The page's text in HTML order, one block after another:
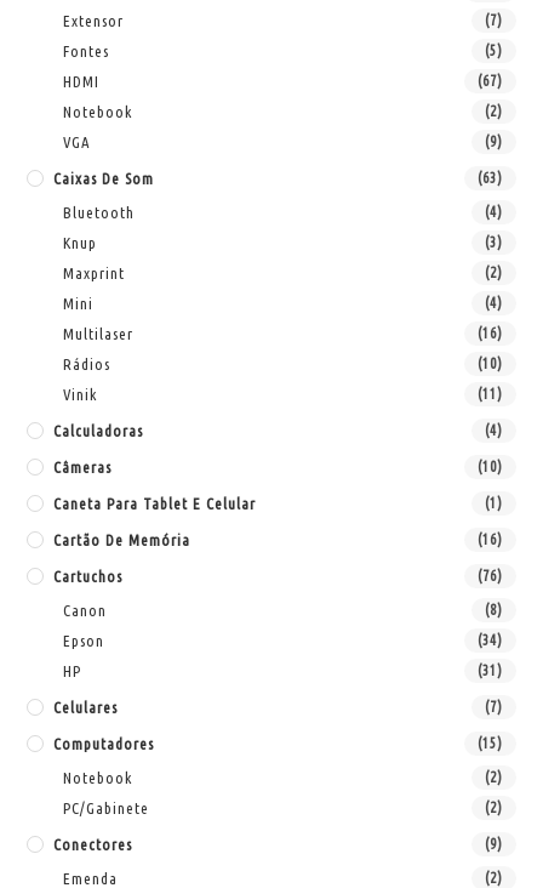
Extensor (7)
Fontes (5)
HDMI (67)
Notebook (2)
VGA (9)
Caixas De Som (63)
Bluetooth (4)
Knup (3)
Maxprint (2)
Mini (4)
Multilaser (16)
Rádios (10)
Vinik (11)
Calculadoras (4)
Câmeras (10)
Caneta Para Tablet E Celular (1)
Cartão De Memória (16)
Cartuchos (76)
Canon (8)
Epson (34)
HP (31)
Celulares (7)
Computadores (15)
Notebook (2)
PC/Gabinete (2)
Conectores (9)
Emenda (2)